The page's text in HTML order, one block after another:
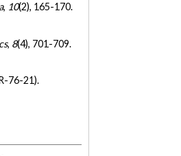
, 10(2), 165-170.
, 8(4), 701-709.
76-21).